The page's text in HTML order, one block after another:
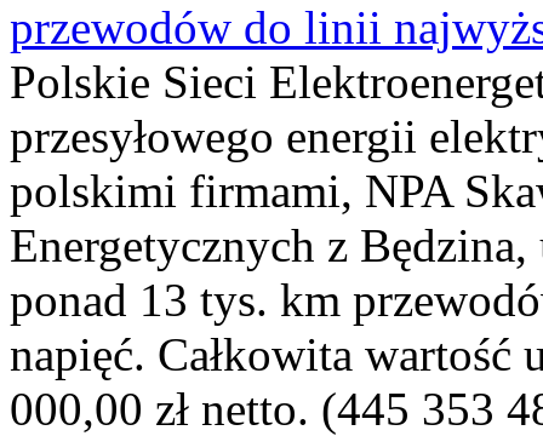
przewodów do linii
Polskie Sieci
przesyłowego energii
polskimi firmami, NPA
Energetycznych z
ponad 13 tys. km
napięć. Całkowita
000,00 zł netto. (445 353